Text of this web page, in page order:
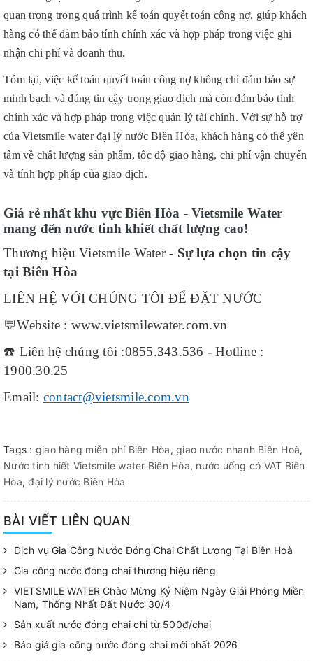
quan trọng trong quá trình kế toán quyết toán công nợ, giúp khách
hàng có thể đảm bảo tính chính xác và hợp pháp trong việc ghi
nhận chi phí và doanh thu.
Tóm lại, việc kế toán quyết toán công nợ không chỉ đảm bảo sự
minh bạch và đáng tin cậy trong giao dịch mà còn đảm bảo tính
chính xác và hợp pháp trong việc quản lý tài chính. Với sự hỗ trợ
của Vietsmile water đại lý nước Biên Hòa, khách hàng có thể yên
tâm về chất lượng sản phẩm, tốc độ giao hàng, chi phí vận chuyển
và tính hợp pháp của giao dịch.
Giá rẻ nhất khu vực Biên Hòa - Vietsmile Water
mang đến nước tinh khiết chất lượng cao!
Thương hiệu Vietsmile Water - Sự lựa chọn tin cậy
tại Biên Hòa
LIÊN HỆ VỚI CHÚNG TÔI ĐỂ ĐẶT NƯỚC
💬Website : www.vietsmilewater.com.vn
☎ ️ Liên hệ chúng tôi :0855.343.536 - Hotline :
1900.30.25
Email: contact@vietsmile.com.vn
Tags : giao hàng miễn phí Biên Hòa, giao nước nhanh Biên Hoà,
Nước tinh hiết Vietsmile water Biên Hòa, nước uống có VAT Biên
Hòa,đại lý nước Biên Hòa
BÀI VIẾT LIÊN QUAN
Dịch vụ Gia Công Nước Đóng Chai Chất Lượng Tại Biên Hoà
Gia công nước đóng chai thương hiệu riêng
VIETSMILE WATER Chào Mừng Kỷ Niệm Ngày Giải Phóng Miền
Nam, Thống Nhất Đất Nước 30/4
Sản xuất nước đóng chai chỉ từ 500đ/chai
Báo giá gia công nước đóng chai mới nhất 2026